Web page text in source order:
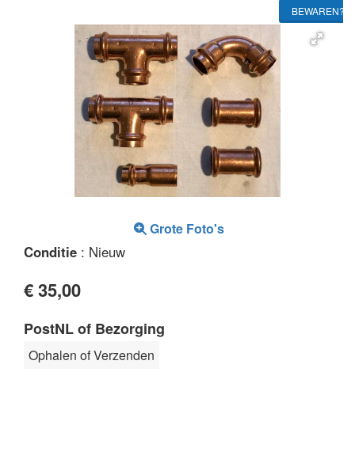
BEWAREN?
Grote Foto's
Conditie : Nieuw
€ 35,00
PostNL of Bezorging
Ophalen of Verzenden